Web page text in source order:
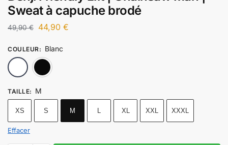
Sweat à capuche brodé
49,90€ 44,90 €
COULEUR: Blanc
TAILLE: M
XS S M L XL XXL XXXL
Effacer